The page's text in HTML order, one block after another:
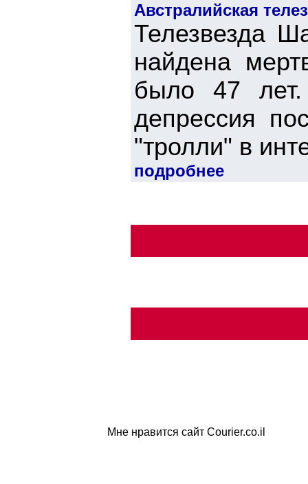
Австралийская
Телезвезда
найдена
было 47
депрессия
"тролли" в
подробнее
Мне нравится сайт Courier.co.il